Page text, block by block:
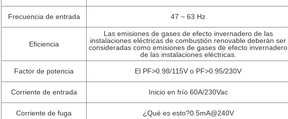
Frecuencia de entrada 47 ~ 63 Hz
Eficiencia
Las emisiones de gases de efecto invernadero de las
instalaciones eléctricas de combustión renovable deberán ser
consideradas como emisiones de gases de efecto invernadero
de las instalaciones eléctricas.
Factor de potencia El PF>0.98/115V o PF>0.95/230V
Corriente de entrada Inicio en frío 60A/230Vac
Corriente de fuga ¿Qué es esto?0.5mA@240V